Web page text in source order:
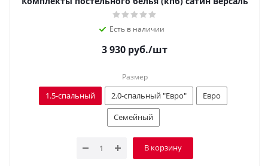
Есть в наличии
3 930 руб./шт
Размер
1.5-спальный 2.0-спальный "Евро"
Евро
Семейный
В корзину